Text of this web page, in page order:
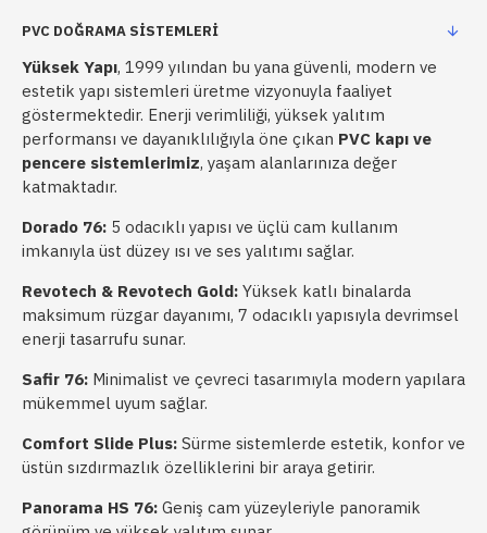
PVC DOĞRAMA SISTEMLERI
Yüksek Yapı, 1999 yılından bu yana güvenli, modern ve
estetik yapı sistemleri üretme vizyonuyla faaliyet
göstermektedir. Enerji verimliliği, yüksek yalıtım
performansı ve dayanıklılığıyla öne çıkan PVC kapı ve
pencere sistemlerimiz, yaşam alanlarınıza değer
katmaktadır.
Dorado 76: 5 odacıklı yapısı ve üçlü cam kullanım
imkanıyla üst düzey ısı ve ses yalıtımı sağlar.
Revotech & Revotech Gold: Yüksek katlı binalarda
maksimum rüzgar dayanımı, 7 odacıklı yapısıyla devrimsel
enerji tasarrufu sunar.
Safir 76: Minimalist ve çevreci tasarımıyla modern yapılara
mükemmel uyum sağlar.
Comfort Slide Plus: Sürme sistemlerde estetik, konfor ve
üstün sızdırmazlık özelliklerini bir araya getirir.
Panorama HS 76: Geniş cam yüzeyleriyle panoramik